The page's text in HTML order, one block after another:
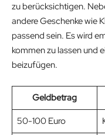
zu berücksichtigen.
andere Geschenke wie
passend sein. Es wird
kommen zu lassen und
beizufügen.
Geldbetrag
50-100 Euro